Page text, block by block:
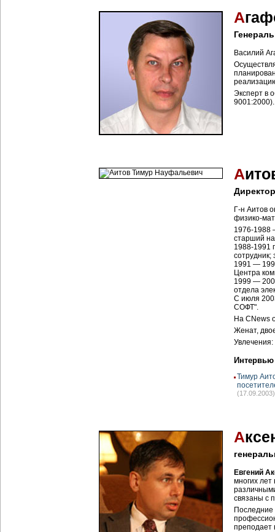
А
Василий
Эксперт в
9001:2000).
А
Г-н Аитов
физико-
1976-1988
старший
1988-1991
сотрудник;
1991 —
Центра
1999 —
отдела
С июля
СОФТ".
На CNews
Женат,
Интервью
Тимур
(17.09.2003)
А
Евгений
многих
связаны с
Последние
преподает